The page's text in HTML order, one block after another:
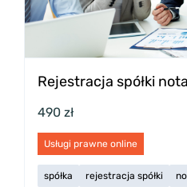
Rejestracja spółki
490 zł
Usługi prawne online
spółka rejestracja spółki